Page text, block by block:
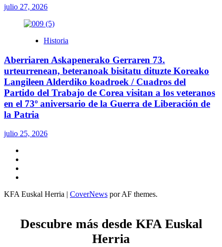
julio 27, 2026
Historia
Aberriaren Askapenerako Gerraren 73.
urteurrenean, beteranoak bisitatu dituzte Koreako
Langileen Alderdiko koadroek / Cuadros del
Partido del Trabajo de Corea visitan a los veteranos
en el 73º aniversario de la Guerra de Liberación de
la Patria
julio 25, 2026
KFA Euskal Herria | CoverNews por AF themes.
Descubre más desde KFA Euskal
Herria